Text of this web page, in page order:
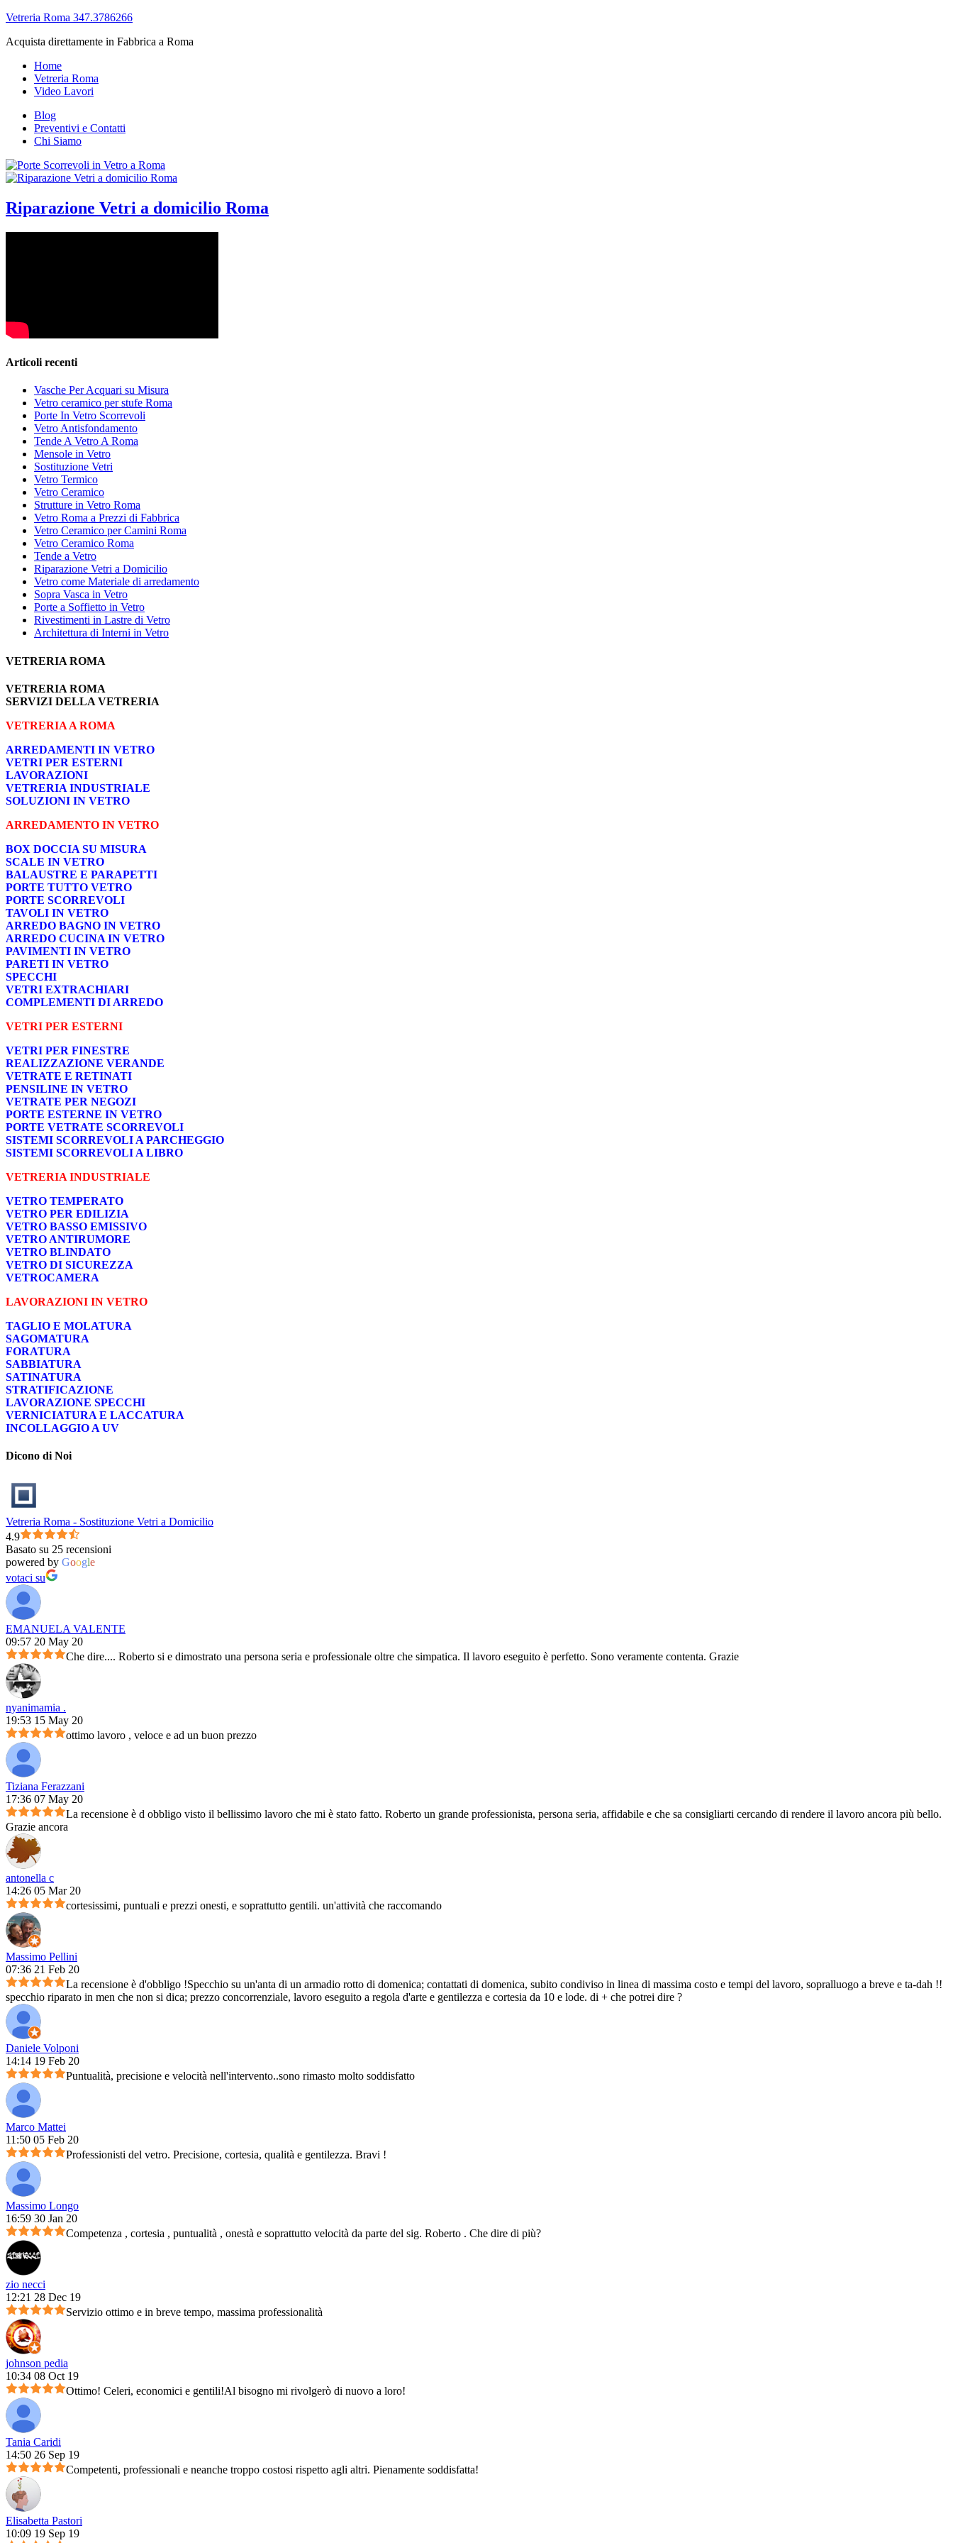
Vetreria Roma 347.3786266
Acquista direttamente in Fabbrica a Roma
Home
Vetreria Roma
Video Lavori
Blog
Preventivi e Contatti
Chi Siamo
Riparazione Vetri a domicilio Roma
Articoli recenti
Vasche Per Acquari su Misura
Vetro ceramico per stufe Roma
Porte In Vetro Scorrevoli
Vetro Antisfondamento
Tende A Vetro A Roma
Mensole in Vetro
Sostituzione Vetri
Vetro Termico
Vetro Ceramico
Strutture in Vetro Roma
Vetro Roma a Prezzi di Fabbrica
Vetro Ceramico per Camini Roma
Vetro Ceramico Roma
Tende a Vetro
Riparazione Vetri a Domicilio
Vetro come Materiale di arredamento
Sopra Vasca in Vetro
Porte a Soffietto in Vetro
Rivestimenti in Lastre di Vetro
Architettura di Interni in Vetro
VETRERIA ROMA
VETRERIA ROMA
SERVIZI DELLA VETRERIA
VETRERIA A ROMA
ARREDAMENTI IN VETRO
VETRI PER ESTERNI
LAVORAZIONI
VETRERIA INDUSTRIALE
SOLUZIONI IN VETRO
ARREDAMENTO IN VETRO
BOX DOCCIA SU MISURA
SCALE IN VETRO
BALAUSTRE E PARAPETTI
PORTE TUTTO VETRO
PORTE SCORREVOLI
TAVOLI IN VETRO
ARREDO BAGNO IN VETRO
ARREDO CUCINA IN VETRO
PAVIMENTI IN VETRO
PARETI IN VETRO
SPECCHI
VETRI EXTRACHIARI
COMPLEMENTI DI ARREDO
VETRI PER ESTERNI
VETRI PER FINESTRE
REALIZZAZIONE VERANDE
VETRATE E RETINATI
PENSILINE IN VETRO
VETRATE PER NEGOZI
PORTE ESTERNE IN VETRO
PORTE VETRATE SCORREVOLI
SISTEMI SCORREVOLI A PARCHEGGIO
SISTEMI SCORREVOLI A LIBRO
VETRERIA INDUSTRIALE
VETRO TEMPERATO
VETRO PER EDILIZIA
VETRO BASSO EMISSIVO
VETRO ANTIRUMORE
VETRO BLINDATO
VETRO DI SICUREZZA
VETROCAMERA
LAVORAZIONI IN VETRO
TAGLIO E MOLATURA
SAGOMATURA
FORATURA
SABBIATURA
SATINATURA
STRATIFICAZIONE
LAVORAZIONE SPECCHI
VERNICIATURA E LACCATURA
INCOLLAGGIO A UV
Dicono di Noi
Vetreria Roma - Sostituzione Vetri a Domicilio
4.9
Basato su 25 recensioni
powered by Google
votaci su
EMANUELA VALENTE
09:57 20 May 20
Che dire.... Roberto si e dimostrato una persona seria e professionale oltre che simpatica. Il lavoro eseguito è perfetto. Sono veramente contenta. Grazie
nyanimamia .
19:53 15 May 20
ottimo lavoro , veloce e ad un buon prezzo
Tiziana Ferazzani
17:36 07 May 20
La recensione è d obbligo visto il bellissimo lavoro che mi è stato fatto. Roberto un grande professionista, persona seria, affidabile e che sa consigliarti cercando di rendere il lavoro ancora più bello.
Grazie ancora
antonella c
14:26 05 Mar 20
cortesissimi, puntuali e prezzi onesti, e soprattutto gentili. un'attività che raccomando
Massimo Pellini
07:36 21 Feb 20
La recensione è d'obbligo !Specchio su un'anta di un armadio rotto di domenica; contattati di domenica, subito condiviso in linea di massima costo e tempi del lavoro, sopralluogo a breve e ta-dah !!
specchio riparato in men che non si dica; prezzo concorrenziale, lavoro eseguito a regola d'arte e gentilezza e cortesia da 10 e lode. di + che potrei dire ?
Daniele Volponi
14:14 19 Feb 20
Puntualità, precisione e velocità nell'intervento..sono rimasto molto soddisfatto
Marco Mattei
11:50 05 Feb 20
Professionisti del vetro. Precisione, cortesia, qualità e gentilezza. Bravi !
Massimo Longo
16:59 30 Jan 20
Competenza , cortesia , puntualità , onestà e soprattutto velocità da parte del sig. Roberto . Che dire di più?
zio necci
12:21 28 Dec 19
Servizio ottimo e in breve tempo, massima professionalità
johnson pedia
10:34 08 Oct 19
Ottimo! Celeri, economici e gentili!Al bisogno mi rivolgerò di nuovo a loro!
Tania Caridi
14:50 26 Sep 19
Competenti, professionali e neanche troppo costosi rispetto agli altri. Pienamente soddisfatta!
Elisabetta Pastori
10:09 19 Sep 19